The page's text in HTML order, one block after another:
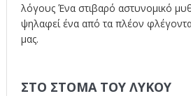
λόγους Ένα στιβαρό αστυνομικό
ψηλαφεί ένα από τα πλέον
μας.
ΣΤΟ ΣΤΟΜΑ ΤΟΥ ΛΥΚΟΥ